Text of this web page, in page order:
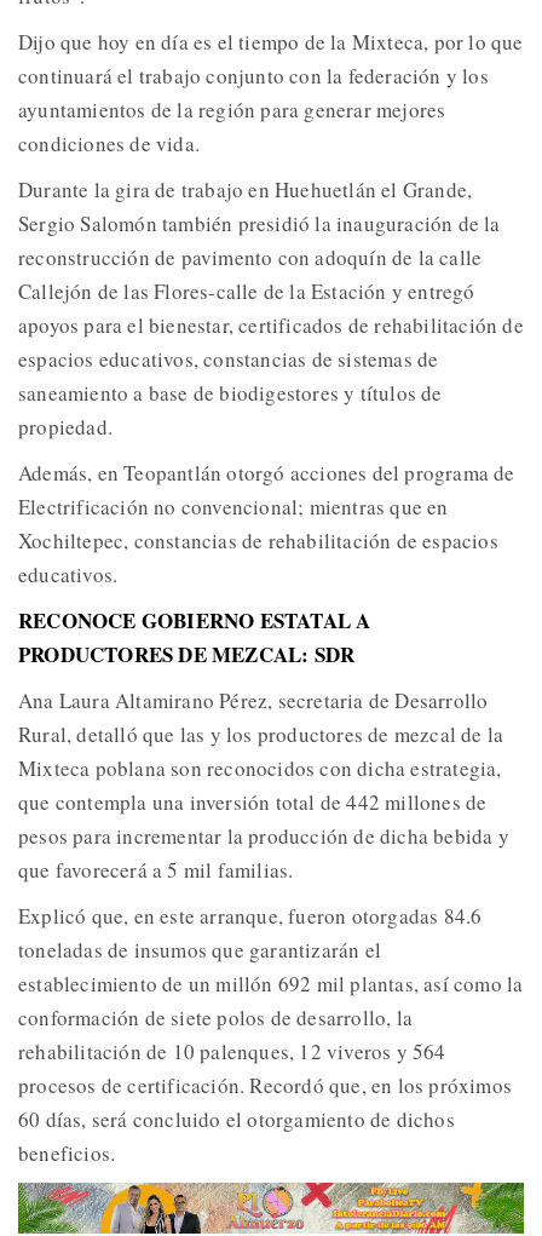
Dijo que hoy en día es el tiempo de la Mixteca, por lo que
continuará el trabajo conjunto con la federación y los
ayuntamientos de la región para generar mejores
condiciones de vida.
Durante la gira de trabajo en Huehuetlán el Grande,
Sergio Salomón también presidió la inauguración de la
reconstrucción de pavimento con adoquín de la calle
Callejón de las Flores-calle de la Estación y entregó
apoyos para el bienestar, certificados de rehabilitación de
espacios educativos, constancias de sistemas de
saneamiento a base de biodigestores y títulos de
propiedad.
Además, en Teopantlán otorgó acciones del programa de
Electrificación no convencional; mientras que en
Xochiltepec, constancias de rehabilitación de espacios
educativos.
RECONOCE GOBIERNO ESTATAL A
PRODUCTORES DE MEZCAL: SDR
Ana Laura Altamirano Pérez, secretaria de Desarrollo
Rural, detalló que las y los productores de mezcal de la
Mixteca poblana son reconocidos con dicha estrategia,
que contempla una inversión total de 442 millones de
pesos para incrementar la producción de dicha bebida y
que favorecerá a 5 mil familias.
Explicó que, en este arranque, fueron otorgadas 84.6
toneladas de insumos que garantizarán el
establecimiento de un millón 692 mil plantas, así como la
conformación de siete polos de desarrollo, la
rehabilitación de 10 palenques, 12 viveros y 564
procesos de certificación. Recordó que, en los próximos
60 días, será concluido el otorgamiento de dichos
beneficios.